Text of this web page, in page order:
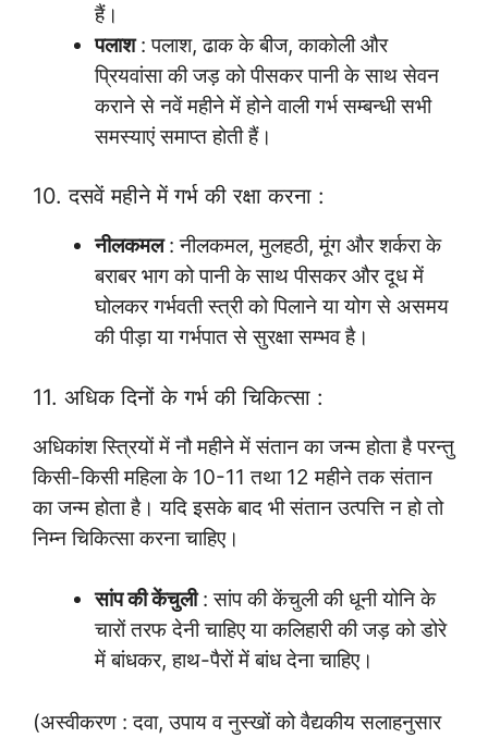
हैं।
पलाश: पलाश, ढाक के बीज, काकोली और
प्रियवांसा की जड़ को पीसकर पानी के साथ सेवन
कराने से नवें महीने में होने वाली गर्भ सम्बन्धी सभी
समस्याएं समाप्त होती हैं।
10. दसवें महीने में गर्भ की रक्षा करना :
नीलकमल: नीलकमल, मुलहठी, मूंग और शर्करा के
बराबर भाग को पानी के साथ पीसकर और दूध में
घोलकर गर्भवती स्त्री को पिलाने या योग से असमय
की पीड़ा या गर्भपात से सुरक्षा सम्भव है।
11. अधिक दिनों के गर्भ की चिकित्सा :
अधिकांश स्त्रियों में नौ महीने में संतान का जन्म होता है परन्तु
किसी-किसी महिला के 10-11 तथा 12 महीने तक संतान
का जन्म होता है। यदि इसके बाद भी संतान उत्पत्ति न हो तो
निम्न चिकित्सा करना चाहिए।
सांप की केंचुली: सांप की केंचुली की धूनी योनि के
चारों तरफ देनी चाहिए या कलिहारी की जड़ को डोरे
में बांधकर, हाथ-पैरों में बांध देना चाहिए।
(अस्वीकरण : दवा, उपाय व नुस्खों को वैद्यकीय सलाहनुसार